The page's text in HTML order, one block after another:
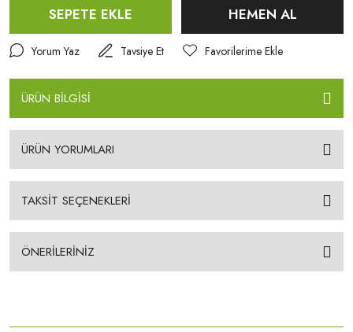
SEPETE EKLE HEMEN AL
Yorum Yaz Tavsiye Et
ÜRÜN BİLGİSİ
ÜRÜN YORUMLARI
TAKSİT SEÇENEKLERİ
ÖNERİLERİNİZ